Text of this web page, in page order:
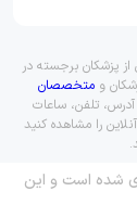
پزشکان برجسته در
و متخصصان
آدرس، تلفن، ساعات
را مشاهده کنید
شده است و این